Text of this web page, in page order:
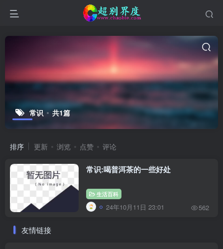
常识 共1篇
排序 更新 浏览 点赞 评论
常识:喝普洱茶的一些好处
生活百科
24年10月11日 23:01 562
友情链接